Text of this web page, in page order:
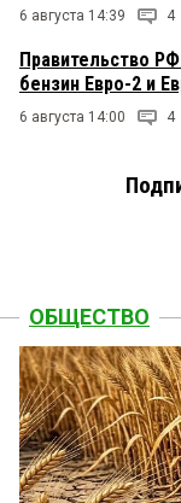
6 августа 14:39 4
Правительство
бензин Евро-2 и
6 августа 14:00 4
ОБЩЕСТВО